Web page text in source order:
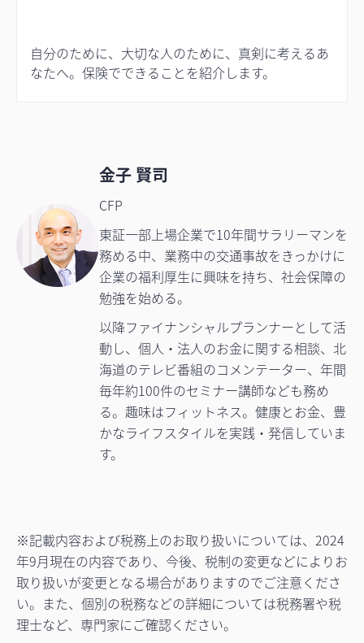
自分のために、大切な人のために、真剣に考えるあ
なたへ。保険でできることを紹介します。
金子 賢司
CFP
東証一部上場企業で10年間サラリーマンを
務める中、業務中の交通事故をきっかけに
企業の福利厚生に興味を持ち、社会保障の
勉強を始める。
以降ファイナンシャルプランナーとして活
動し、個人・法人のお金に関する相談、北
海道のテレビ番組のコメンテーター、年間
毎年約100件のセミナー講師なども務め
る。趣味はフィットネス。健康とお金、豊
かなライフスタイルを実践・発信していま
す。
※記載内容および税務上のお取り扱いについては、2024
年9月現在の内容であり、今後、税制の変更などによりお
取り扱いが変更となる場合がありますのでご注意くださ
い。また、個別の税務などの詳細については税務署や税
理士など、専門家にご確認ください。